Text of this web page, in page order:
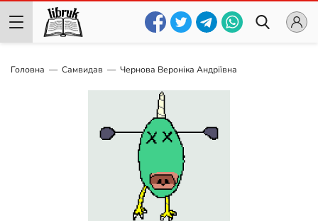
Головна Самвидав Чернова Вероніка Андріївна